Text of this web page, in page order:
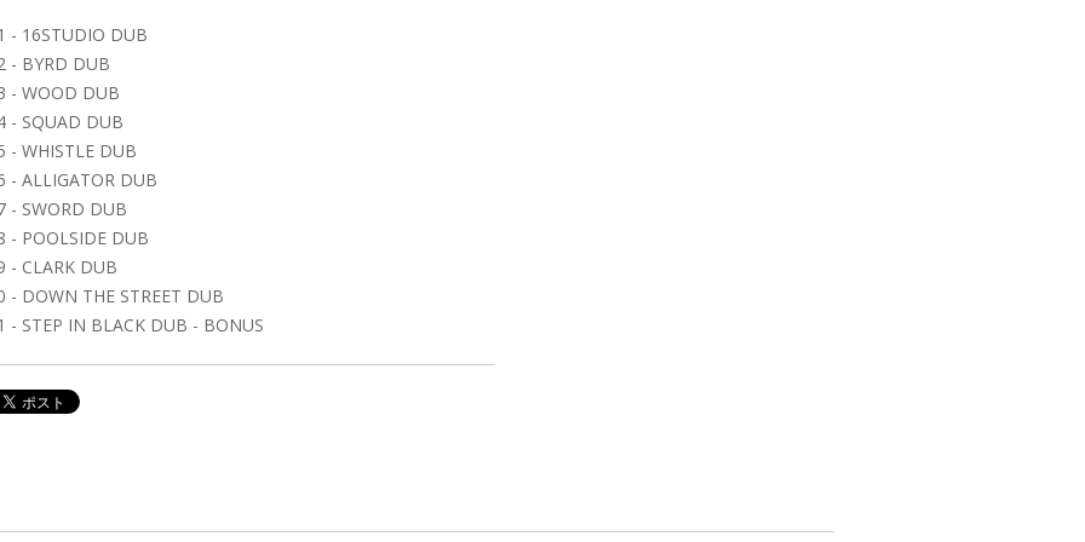
- 16STUDIO DUB
- BYRD DUB
- WOOD DUB
- SQUAD DUB
- WHISTLE DUB
- ALLIGATOR DUB
- SWORD DUB
- POOLSIDE DUB
- CLARK DUB
- DOWN THE STREET DUB
- STEP IN BLACK DUB - BONUS